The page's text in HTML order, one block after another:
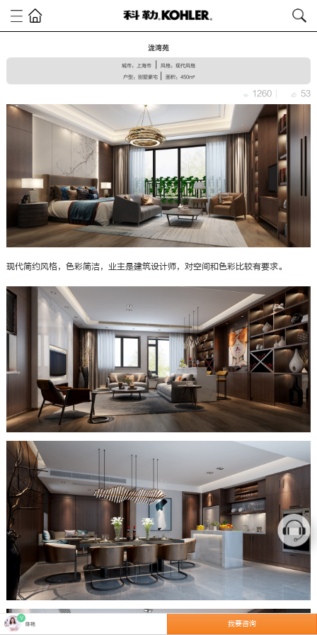
泷湾苑
城市：上海市
风格：现代风格
户型：别墅豪宅
面积：450m²
1260 53
现代简约风格，色彩简洁，业主是建筑设计师，对空间和色彩比较有要求。
陈艳
V
我要咨询